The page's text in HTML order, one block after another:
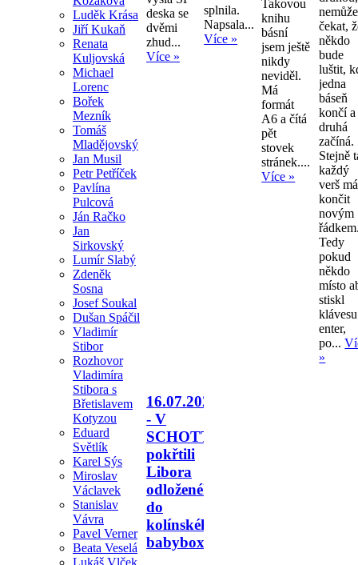
Luděk Krása
Jiří Kukaň
Renata
Kuljovská
Michael
Lorenc
Bořek
Mezník
Tomáš
Mladějovský
Jan Musil
Petr Petříček
Pavlína
Pulcová
Ján Račko
Jan
Sirkovský
Lumír Slabý
Zdeněk
Sosna
Josef Soukal
Dušan Spáčil
Vladimír
Stibor
Rozhovor
Vladimíra
Stibora s
Břetislavem
Kotyzou
Eduard
Světlík
Karel Sýs
Miroslav
Václavek
Stanislav
Vávra
Pavel Verner
Beata Veselá
Lukáš Vlček
deska se
dvěmi
zhud...
Více »
splnila.
Napsala...
Více »
Takovou
knihu
básní
jsem ještě
nikdy
neviděl.
Má
formát
A6 a čítá
pět
stovek
stránek....
Více »
nemůže
čekat,
někdo
bude
luštit,
jedna
báseň
končí a
druhá
začíná.
Stejně
každý
verš má
končit
novým
Tedy
pokud
někdo
místo
stiskl
klávesu
enter,
po...
»
16.07.2026
- V
SCHOTTU
pokřtili
Libora
odloženého
do
kolínského
babyboxu.